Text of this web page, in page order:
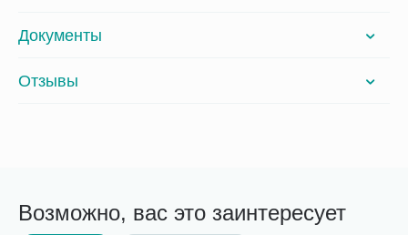
Документы
Отзывы
Возможно, вас это заинтересует